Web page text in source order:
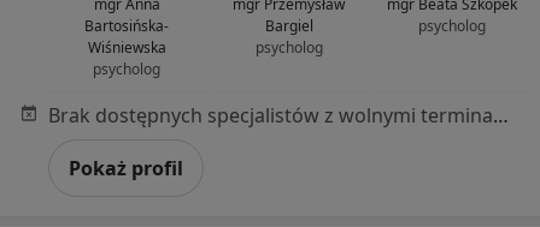
mgr Anna
Bartosińska-
Wiśniewska
psycholog
mgr Przemysław
Bargiel
psycholog
mgr Beata Szkopek
psycholog
Brak dostępnych specjalistów z wolnymi terminami w tym centrum medycznym.
Pokaż profil